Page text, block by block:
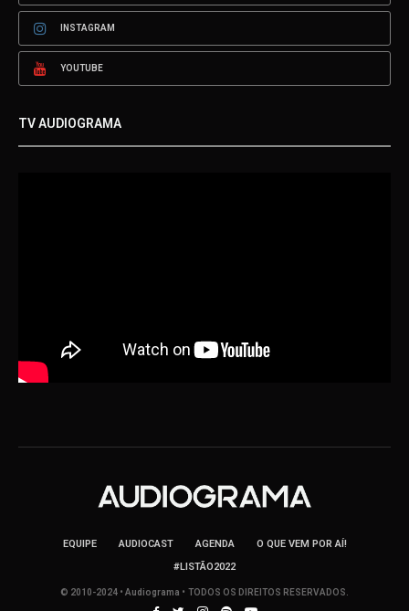
INSTAGRAM
YOUTUBE
TV AUDIOGRAMA
EQUIPE AUDIOCAST AGENDA
O QUE VEM POR AÍ!
#LISTÃO2022
© 2010-2024 • Audiograma • TODOS OS DIREITOS RESERVADOS.